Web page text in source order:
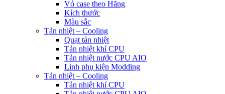
Vỏ case theo Hãng
Kích thước
Màu sắc
Tản nhiệt – Cooling
Quạt tản nhiệt
Tản nhiệt khí CPU
Tản nhiệt nước CPU AIO
Linh phụ kiện Modding
Tản nhiệt – Cooling
Tản nhiệt khí CPU